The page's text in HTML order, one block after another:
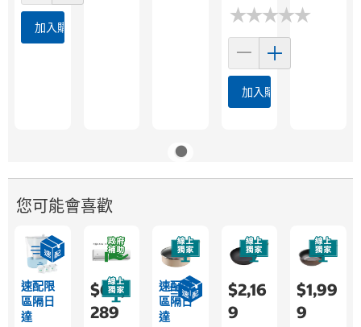
加入購物車 ★★★★★
★★★★★
加入購物車
您可能會喜歡
速配限
區隔日
達
$60,
289
速配限
區隔日
達
$2,16
9
$1,99
9